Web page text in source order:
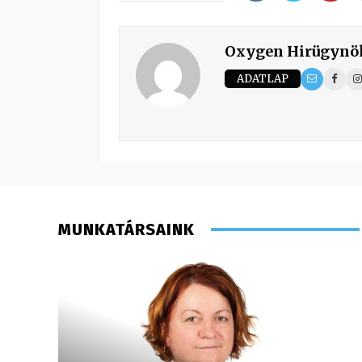
Oxygen
ADATLAP
MUNKATÁRSAINK